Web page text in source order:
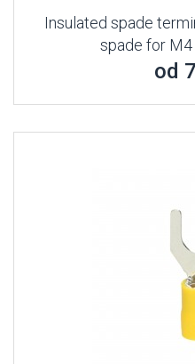
Insulated spade
spade for
od